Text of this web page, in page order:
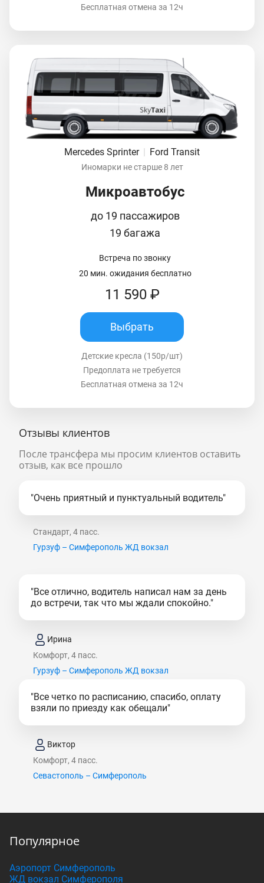
Бесплатная отмена за 12ч
Mercedes Sprinter | Ford Transit
Иномарки не старше 8 лет
Микроавтобус
до 19 пассажиров
19 багажа
Встреча по звонку
20 мин. ожидания бесплатно
11 590 ₽
Выбрать
Детские кресла (150р/шт)
Предоплата не требуется
Бесплатная отмена за 12ч
Отзывы клиентов
После трансфера мы просим клиентов оставить
отзыв, как все прошло
"Очень приятный и пунктуальный водитель"
Стандарт, 4 пасс.
Гурзуф – Симферополь ЖД вокзал
"Все отлично, водитель написал нам за день
до встречи, так что мы ждали спокойно."
Ирина
Комфорт, 4 пасс.
Гурзуф – Симферополь ЖД вокзал
"Все четко по расписанию, спасибо, оплату
взяли по приезду как обещали"
Виктор
Комфорт, 4 пасс.
Севастополь – Симферополь
Популярное
Аэропорт Симферополь
ЖД вокзал Симферополя